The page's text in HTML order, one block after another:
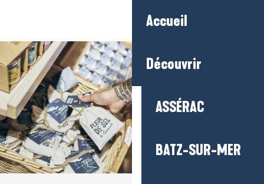
principal
Accueil
Découvrir
ASSÉRAC
BATZ-SUR-MER